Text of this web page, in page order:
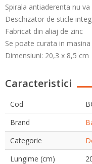
Spirala antiaderenta nu
Deschizator de sticle
Fabricat din aliaj de zinc
Se poate curata in
Dimensiuni: 20,3 x 8,5 cm
Caracteristici
Cod
Brand
Categorie
Lungime (cm)